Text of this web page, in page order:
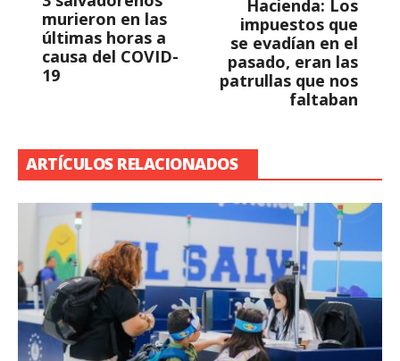
murieron en las
últimas horas a
causa del COVID-
19
Hacienda: Los
impuestos que
se evadían en el
pasado, eran las
patrullas que nos
faltaban
ARTÍCULOS RELACIONADOS